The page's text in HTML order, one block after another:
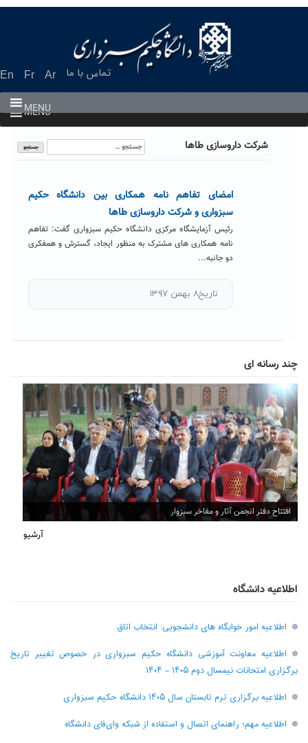
En Fr Ar تماس با ما
MENU
MENU
شرکت داروسازی طاها
جستجو
برای:
امضای تفاهم نامه همکاری بین دانشگاه حکیم
سبزواری و شرکت داروسازی طاها
رئیس آزمایشگاه مرکزی دانشگاه حکیم سبزواری گفت: تفاهم
نامه همکاری های مشترک به منظور ایجاد، گسترش و همفکری
دو جانبه...
تاریخ۸ بهمن ۱۳۹۷
چند رسانه ای
افتتاح دفتر انجمن آثار و مفاخر سبزوار
آرشیو
اطلاعیه دانشگاه
اطلاعیه امور خوابگاه های دانشجویی: انتخاب اتاق
اطلاعیه معاونت آموزشی دانشگاه حکیم سبزواری در خصوص تغییر تاریخ
برگزاری امتحانات نیمسال دوم ۱۴۰۵ – ۱۴۰۴
اطلاعیه برگزاری ترم تابستان سال ۱۴۰۵ دانشگاه حکیم سبزواری
اطلاعیه مهم؛ راهنمای اتصال و استفاده از شبکه وای‌فای دانشگاه